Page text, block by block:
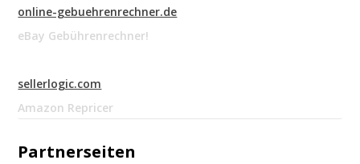
online-gebuehrenrechner.de
eBay Gebührenrechner!
sellerlogic.com
Amazon Repricer
Partnerseiten